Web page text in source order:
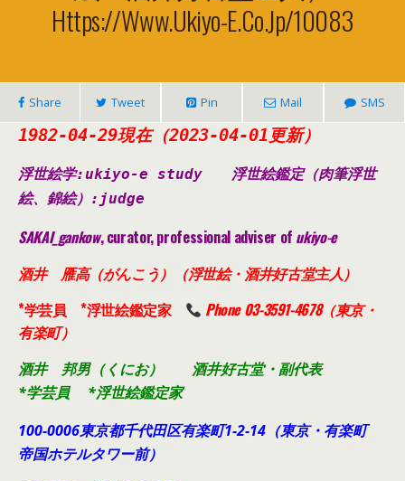
Https://www.ukiyo-E.co.jp/10083
Share Tweet Pin Mail SMS
1982-04-29現在（2023-04-01更新）
浮世絵学:ukiyo-e study 浮世絵鑑定（肉筆浮世
絵、錦絵） :judge
SAKAI_gankow, curator, professional adviser of ukiyo-e
酒井 雁高（がんこう）（浮世絵・酒井好古堂主人）
*学芸員 *浮世絵鑑定家
Phone 03-3591-4678（東京・
有楽町）
酒井 邦男（くにお） 酒井好古堂・副代表
*学芸員 *浮世絵鑑定家
100-0006東京都千代田区有楽町1-2-14（東京・有楽町
帝国ホテルタワー前）